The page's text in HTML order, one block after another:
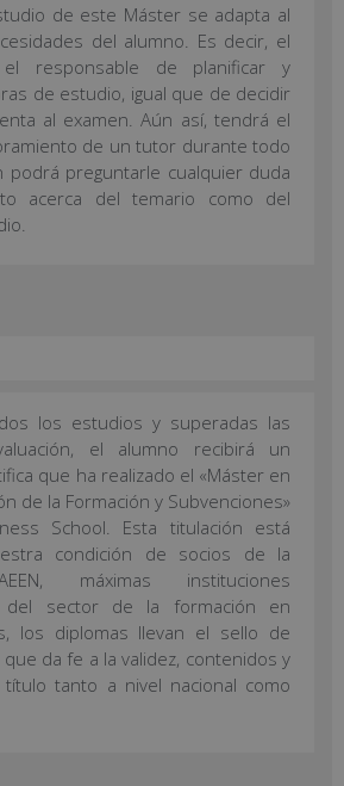
de este Máster se adapta al
del alumno. Es decir, el
responsable de planificar y
de estudio, igual que de decidir
al examen. Aún así, tendrá el
de un tutor durante todo
podrá preguntarle cualquier duda
acerca del temario como del
los estudios y superadas las
el alumno recibirá un
que ha realizado el «Máster en
de la Formación y Subvenciones»
School. Esta titulación está
condición de socios de la
máximas instituciones
del sector de la formación en
los diplomas llevan el sello de
da fe a la validez, contenidos y
título tanto a nivel nacional como